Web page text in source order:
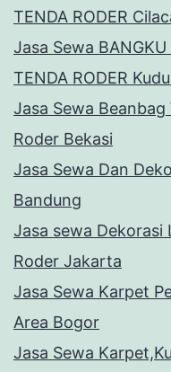
TENDA RODER
Jasa Sewa
TENDA RODER
Jasa Sewa
Roder Bekasi
Jasa Sewa Dan
Bandung
Jasa sewa Dekorasi
Roder Jakarta
Jasa Sewa Karpet
Area Bogor
Jasa Sewa